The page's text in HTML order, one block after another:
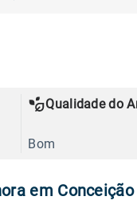
Qualidade do
Bom
em